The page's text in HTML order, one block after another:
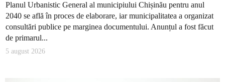
Planul Urbanistic General al municipiului Chișinău pentru anul
2040 se află în proces de elaborare, iar municipalitatea a organizat
consultări publice pe marginea documentului. Anunțul a fost făcut
de primarul...
5 august 2026